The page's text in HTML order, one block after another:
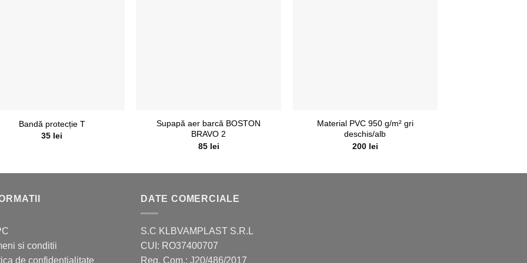
Bandă protecție T
35 lei
Supapă aer barcă BOSTON
BRAVO 2
85 lei
Material PVC 950 g/m² gri
deschis/alb
200 lei
si conditii
de confidentialitate
DATE COMERCIALE
S.C KLBVAMPLAST S.R.L
CUI: RO37400707
Reg. Com.: J20/486/2017